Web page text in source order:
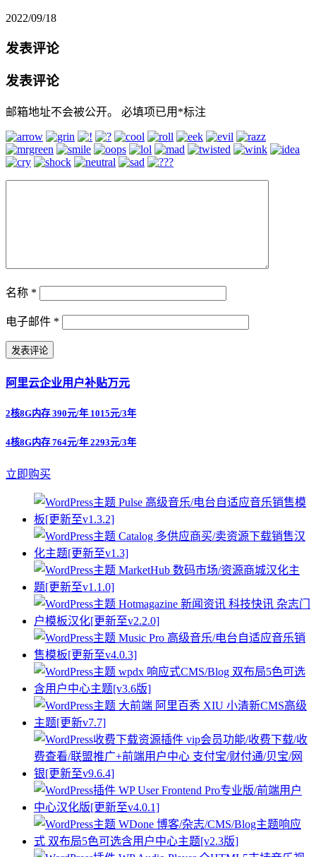
2022/09/18
发表评论
发表评论
邮箱地址不会被公开。 必填项已用 *标注
名称 *
电子邮件 *
阿里云企业用户补贴万元
2核8G内存 390元/年 1015元/3年
4核8G内存 764元/年 2293元/3年
立即购买